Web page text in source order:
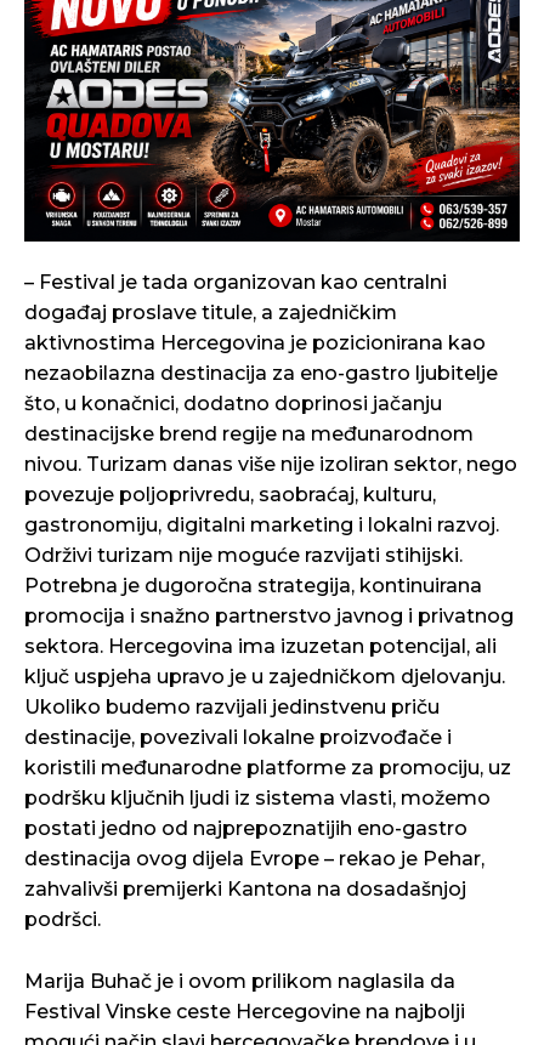
– Festival je tada organizovan kao centralni
događaj proslave titule, a zajedničkim
aktivnostima Hercegovina je pozicionirana kao
nezaobilazna destinacija za eno-gastro ljubitelje
što, u konačnici, dodatno doprinosi jačanju
destinacijske brend regije na međunarodnom
nivou. Turizam danas više nije izoliran sektor, nego
povezuje poljoprivredu, saobraćaj, kulturu,
gastronomiju, digitalni marketing i lokalni razvoj.
Održivi turizam nije moguće razvijati stihijski.
Potrebna je dugoročna strategija, kontinuirana
promocija i snažno partnerstvo javnog i privatnog
sektora. Hercegovina ima izuzetan potencijal, ali
ključ uspjeha upravo je u zajedničkom djelovanju.
Ukoliko budemo razvijali jedinstvenu priču
destinacije, povezivali lokalne proizvođače i
koristili međunarodne platforme za promociju, uz
podršku ključnih ljudi iz sistema vlasti, možemo
postati jedno od najprepoznatijih eno-gastro
destinacija ovog dijela Evrope – rekao je Pehar,
zahvalivši premijerki Kantona na dosadašnjoj
podršci.
Marija Buhač je i ovom prilikom naglasila da
Festival Vinske ceste Hercegovine na najbolji